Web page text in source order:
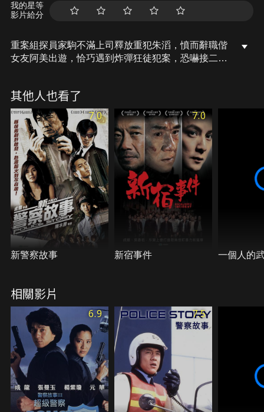
我的星等
影片給分
重案組探員家駒不滿上司釋放重犯朱滔，憤而辭職偕
女友阿美出遊，恰巧遇到炸彈狂徒犯案，恐嚇接二連
阿美以威脅家駒，家駒拼死直搗賊巢，不料貨倉已安
裝炸彈……
其他人也看了
7.0
新警察故事
7.0
新宿事件 一個人的
相關影片
6.9 7.5